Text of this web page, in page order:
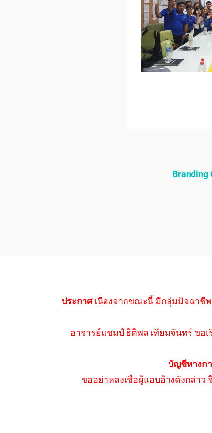
Branding
ประกาศเนื่องจากขณะนี้ มีกลุ่มมิจฉาชีพ
อาจารย์แชมป์ ธิติพล เทียมจันทร์ ขอ
บัญชีทางกา
ขออย่าหลงเชื่อผู้แอบอ้างดังกล่าว